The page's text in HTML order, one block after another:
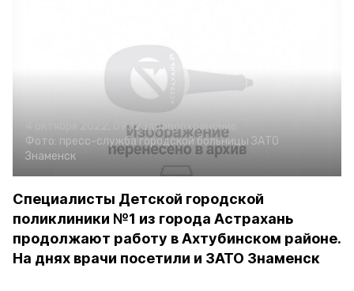
4 октября 2022, 09:12Здравоохранение
Фото: пресс-служба городской больницы ЗАТО
Знаменск
Специалисты Детской городской
поликлиники №1 из города Астрахань
продолжают работу в Ахтубинском районе.
На днях врачи посетили и ЗАТО Знаменск